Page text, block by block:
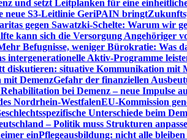
und setzt Leitplanken für eine
neue S3-Leitlinie GeriPAIN bringt
gegen Sawatzki-Schelte: Warum wir
kann sich die Versorgung Angehöriger
Befugnisse, weniger Bürokratie: Was
intergenerationelle Aktiv-Programme
diskutieren: situative Kommunikation mit
mit DemenzGefahr der finanziellen
Rehabilitation bei Demenz – neue Impulse
Nordrhein-WestfalenEU-Kommission
Unterschiede beim
– Politik muss Strukturen
einPflegeausbildung: nicht alle bleiben